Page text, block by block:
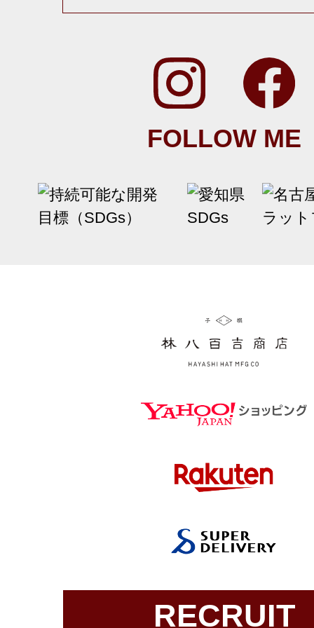
FOLLOW ME
RECRUIT